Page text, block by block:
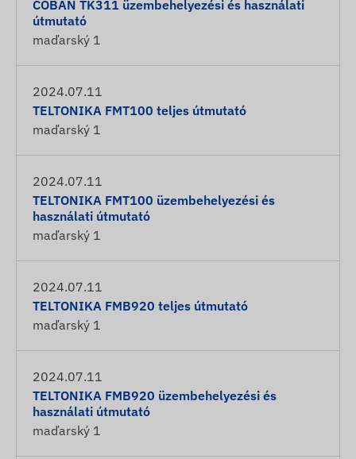
COBAN TK311 üzembehelyezési és használati
útmutató
maďarský 1
2024.07.11
TELTONIKA FMT100 teljes útmutató
maďarský 1
2024.07.11
TELTONIKA FMT100 üzembehelyezési és
használati útmutató
maďarský 1
2024.07.11
TELTONIKA FMB920 teljes útmutató
maďarský 1
2024.07.11
TELTONIKA FMB920 üzembehelyezési és
használati útmutató
maďarský 1